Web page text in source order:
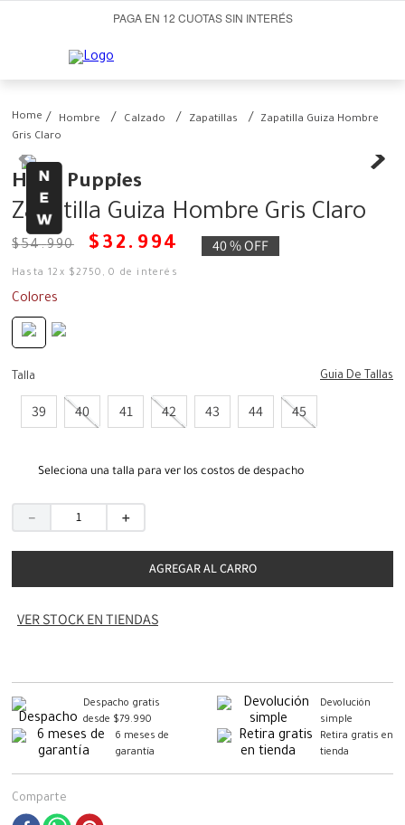
PAGA EN 12 CUOTAS SIN INTERÉS
Hombre Calzado Zapatillas
Zapatilla Guiza Hombre
Gris Claro
Hush Puppies
Zapatilla Guiza Hombre Gris Claro
$54.990 $ 32. 994 40 %OFF
Hasta12 x $2750 ,0 de interés
Colores
Talla Guia De Tallas
39 40 41 42 43 44 45
Seleciona una talla para ver los costos de despacho
＋
－
AGREGAR AL CARRO
VER STOCK EN TIENDAS
Despacho gratis
desde $79.990
Devolución
simple
6 meses de
garantía
Retira gratis en
tienda
Comparte